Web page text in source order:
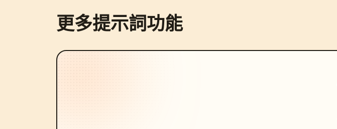
更多提示詞功能